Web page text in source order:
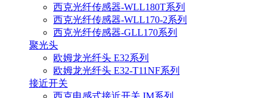
西克光纤传感器-WLL180T系列
西克光纤传感器-WLL170-2系列
西克光纤传感器-GLL170系列
聚光头
欧姆龙光纤头 E32系列
欧姆龙光纤头 E32-T11NF系列
接近开关
西克电感式接近开关 IM系列